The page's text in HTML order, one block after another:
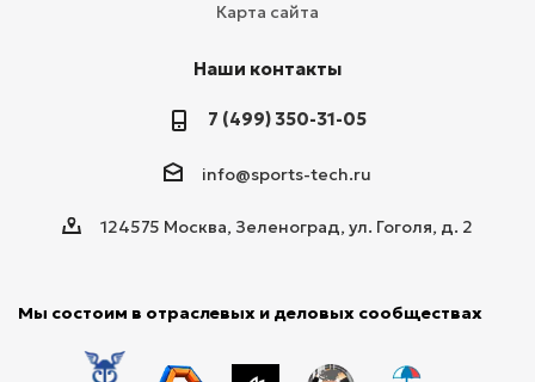
Карта сайта
Наши контакты
7 (499) 350-31-05
info@sports-tech.ru
124575 Москва, Зеленоград, ул. Гоголя, д. 2
Мы состоим в отраслевых и деловых сообществах